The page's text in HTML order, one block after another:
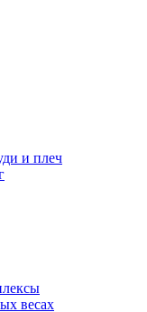
и плеч
весах